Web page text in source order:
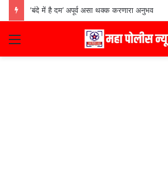
‘बंदे में है दम’ अपूर्व असा थक्क करणारा अनुभव
Menu